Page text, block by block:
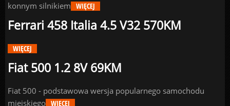
konnym silnikiem WIĘCEJ
Ferrari 458 Italia 4.5 V32 570KM
WIĘCEJ
Fiat 500 1.2 8V 69KM
Fiat 500 - podstawowa wersja popularnego samochodu
miejskiego WIĘCEJ